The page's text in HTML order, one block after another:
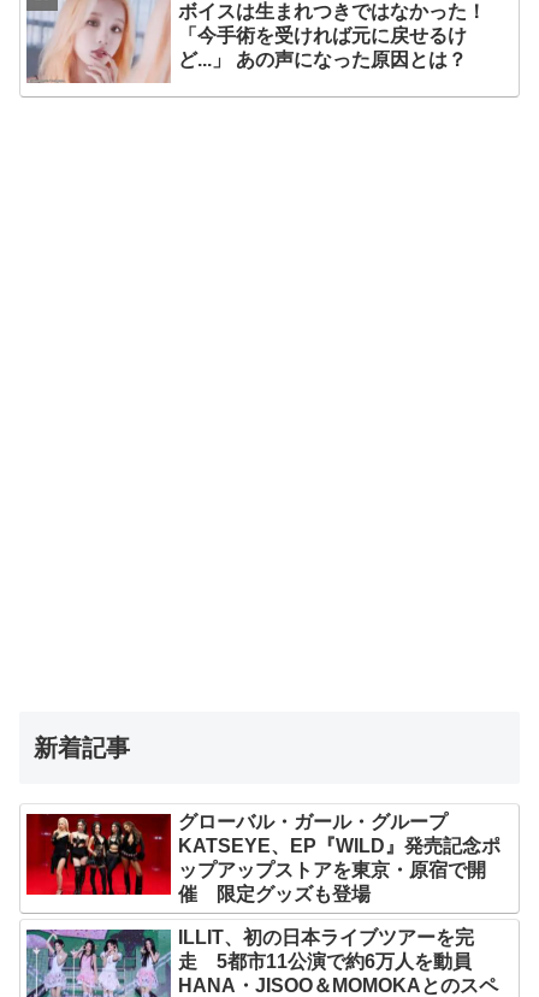
ボイスは生まれつきではなかった！
「今手術を受ければ元に戻せるけ
ど...」 あの声になった原因とは？
新着記事
グローバル・ガール・グループ
KATSEYE、EP『WILD』発売記念ポ
ップアップストアを東京・原宿で開
催 限定グッズも登場
ILLIT、初の日本ライブツアーを完
走 5都市11公演で約6万人を動員
HANA・JISOO＆MOMOKAとのスペ